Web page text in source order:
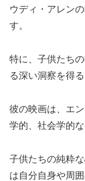
ウディ・アレン
す。
特に、子供たち
る深い洞察を得
彼の映画は、エ
学的、社会学的
子供たちの純粋
は自分自身や周